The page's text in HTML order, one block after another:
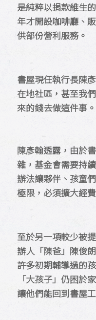
是純粹以捐款維生
年才開設咖啡廳、
供部份營利服務。
書屋現任執行長陳
在地社區，甚至我
來的錢去做這件事。
陳彥翰透露，由於
雜，基金會需要持
辦法讓夥伴、孩童
極限，必須擴大經
至於另一項較少被
辦人「陳爸」陳俊
許多初期輔導過的
「大孩子」仍困於
讓他們能回到書屋